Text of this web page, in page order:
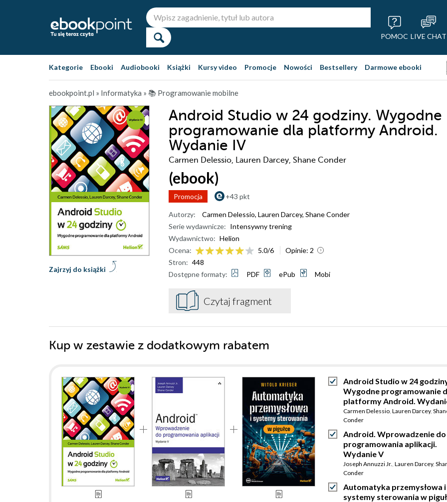
POMOC LIVE CHAT
Kategorie Ebooki Audiobooki Książki Kursy video Promocje Nowości Bestsellery Darmowe ebooki
ebookpoint.pl » Informatyka » 📚 Programowanie mobilne
Android Studio w 24 godziny. Wygodne
programowanie dla platformy Android.
Wydanie IV
Carmen Delessio, Lauren Darcey, Shane Conder
(ebook)
Promocja +43 pkt
Zajrzyj do książki
Autorzy: Carmen Delessio, Lauren Darcey, Shane Conder
Serie wydawnicze: Intensywny trening
Wydawnictwo: Helion
Ocena:
5.0/6 Opinie: 2
Stron: 448
Dostępne formaty:
PDF ePub Mobi
Czytaj fragment
Kup w zestawie z dodatkowym rabatem
Android Studio w 24
Wygodne programowanie
platformy Android.
Carmen Delessio, Lauren Darcey,
Conder
Android. Wprowadzenie do
programowania aplikacji.
Wydanie V
Joseph Annuzzi Jr., Lauren Darcey,
Conder
Automatyka przemysłowa i
systemy sterowania w